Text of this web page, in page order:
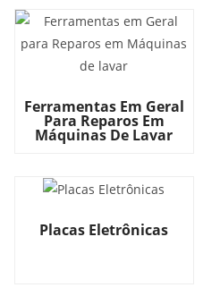
Ferramentas Em Geral
Para Reparos Em
Máquinas De Lavar
Placas Eletrônicas